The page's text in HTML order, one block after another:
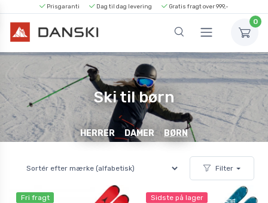
Prisgaranti Dag til dag levering Gratis fragt over 999,-
0
Ski til børn
HERRER DAMER BØRN
Filter
Fri fragt
Sidste på lager